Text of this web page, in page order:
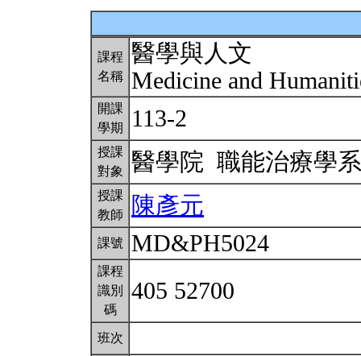
課程
名稱
醫學與人文
Medicine and
開課
學期
113-2
授課
對象
醫學院 職能治療學
授課
教師
陳彥元
課號 MD&PH5024
課程
識別
碼
405 52700
班次